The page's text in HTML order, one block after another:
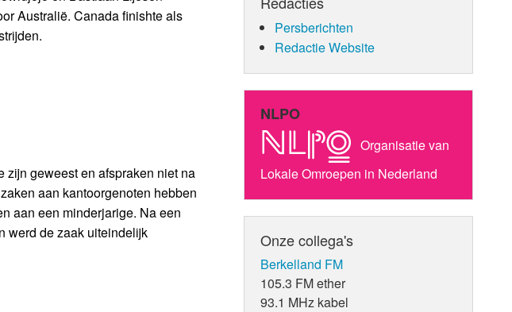
Australië. Canada finishte als
zijn geweest en afspraken niet na
aan kantoorgenoten hebben
aan een minderjarige. Na een
werd de zaak uiteindelijk
Persberichten
Redactie Website
NLPO
Organisatie van
Lokale Omroepen in Nederland
Onze collega's
Berkelland FM
105.3 FM ether
93.1 MHz kabel